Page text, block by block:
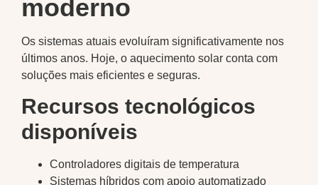
moderno
Os sistemas atuais evoluíram significativamente nos
últimos anos. Hoje, o aquecimento solar conta com
soluções mais eficientes e seguras.
Recursos tecnológicos
disponíveis
Controladores digitais de temperatura
Sistemas híbridos com apoio automatizado